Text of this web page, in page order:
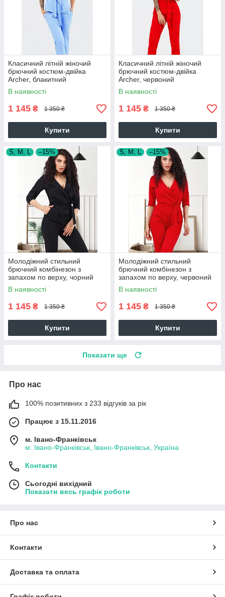
Класичний літній жіночий
брючний костюм-двійка
Archer, блакитний
В наявності
1 145 ₴ 1 350 ₴
Купити
Класичний літній жіночий
брючний костюм-двійка
Archer, червоний
В наявності
1 145 ₴ 1 350 ₴
Купити
S, M, L –15%
Молодіжний стильний
брючний комбінезон з
запахом по верху, чорний
В наявності
1 145 ₴ 1 350 ₴
Купити
S, M, L –15%
Молодіжний стильний
брючний комбінезон з
запахом по верху, червоний
В наявності
1 145 ₴ 1 350 ₴
Купити
Показати ще
Про нас
100% позитивних з 233 відгуків за рік
Працює з 15.11.2016
м. Івано-Франківськ
м. Івано-Франківськ, Івано-Франківськ, Україна
Контакти
Сьогодні вихідний
Показати весь графік роботи
Про нас
Контакти
Доставка та оплата